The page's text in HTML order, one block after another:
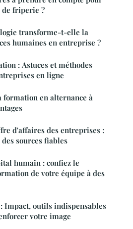
de friperie ?
transforme-t-elle la
humaines en entreprise ?
: Astuces et méthodes
en ligne
en alternance à
d'affaires des entreprises :
sources fiables
humain : confiez le
de votre équipe à des
Impact, outils indispensables
votre image